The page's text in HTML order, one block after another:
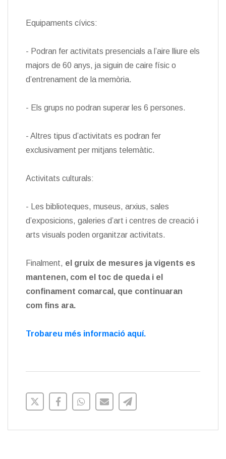
Equipaments cívics:
- Podran fer activitats presencials a l’aire lliure els
majors de 60 anys, ja siguin de caire físic o
d’entrenament de la memòria.
- Els grups no podran superar les 6 persones.
- Altres tipus d’activitats es podran fer
exclusivament per mitjans telemàtic.
Activitats culturals:
- Les biblioteques, museus, arxius, sales
d’exposicions, galeries d’art i centres de creació i
arts visuals poden organitzar activitats.
Finalment, el gruix de mesures ja vigents es
mantenen, com el toc de queda i el
confinament comarcal, que continuaran
com fins ara.
Trobareu més informació aquí.